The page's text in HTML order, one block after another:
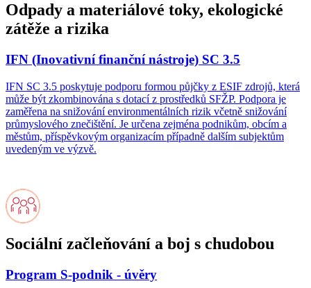
Odpady a materiálové toky, ekologické
zátěže a rizika
IFN (Inovativní finanční nástroje) SC 3.5
IFN SC 3.5 poskytuje podporu formou půjčky z ESIF zdrojů, která
může být zkombinována s dotací z prostředků SFŽP. Podpora je
zaměřena na snižování environmentálních rizik včetně snižování
průmyslového znečištění. Je určena zejména podnikům, obcím a
městům, příspěvkovým organizacím případně dalším subjektům
uvedeným ve výzvě.
Sociální začleňování a boj s chudobou
Program S-podnik - úvěry